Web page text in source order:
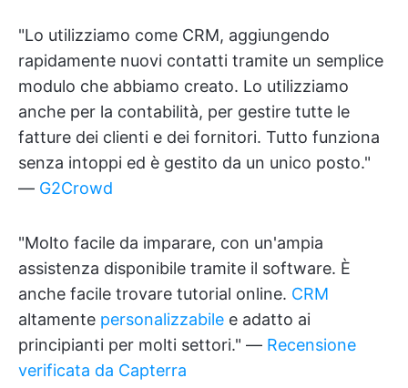
"Lo utilizziamo come CRM, aggiungendo
rapidamente nuovi contatti tramite un semplice
modulo che abbiamo creato. Lo utilizziamo
anche per la contabilità, per gestire tutte le
fatture dei clienti e dei fornitori. Tutto funziona
senza intoppi ed è gestito da un unico posto."
— G2Crowd
"Molto facile da imparare, con un'ampia
assistenza disponibile tramite il software. È
anche facile trovare tutorial online. CRM
altamente personalizzabile e adatto ai
principianti per molti settori." — Recensione
verificata da Capterra